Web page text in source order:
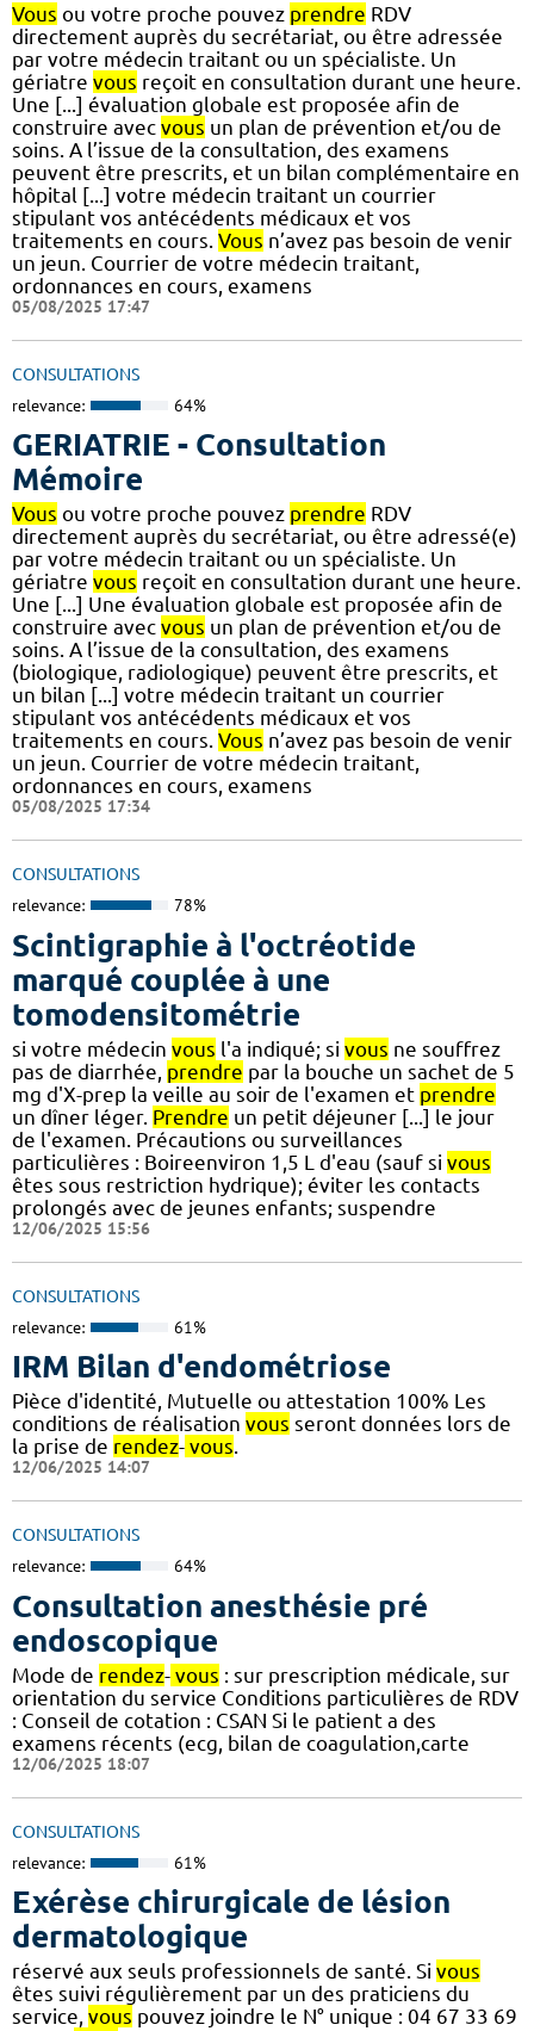
Vous ou votre proche pouvez prendre RDV
directement auprès du secrétariat, ou être adressée
par votre médecin traitant ou un spécialiste. Un
gériatre vous reçoit en consultation durant une heure.
Une [...] évaluation globale est proposée afin de
construire avec vous un plan de prévention et/ou de
soins. A l’issue de la consultation, des examens
peuvent être prescrits, et un bilan complémentaire en
hôpital [...] votre médecin traitant un courrier
stipulant vos antécédents médicaux et vos
traitements en cours. Vous n’avez pas besoin de venir
un jeun. Courrier de votre médecin traitant,
ordonnances en cours, examens
05/08/2025 17:47
CONSULTATIONS
relevance: 64%
GERIATRIE - Consultation
Mémoire
Vous ou votre proche pouvez prendre RDV
directement auprès du secrétariat, ou être adressé(e)
par votre médecin traitant ou un spécialiste. Un
gériatre vous reçoit en consultation durant une heure.
Une [...] Une évaluation globale est proposée afin de
construire avec vous un plan de prévention et/ou de
soins. A l’issue de la consultation, des examens
(biologique, radiologique) peuvent être prescrits, et
un bilan [...] votre médecin traitant un courrier
stipulant vos antécédents médicaux et vos
traitements en cours. Vous n’avez pas besoin de venir
un jeun. Courrier de votre médecin traitant,
ordonnances en cours, examens
05/08/2025 17:34
CONSULTATIONS
relevance: 78%
Scintigraphie à l'octréotide
marqué couplée à une
tomodensitométrie
si votre médecin vous l'a indiqué; si vous ne souffrez
pas de diarrhée, prendre par la bouche un sachet de 5
mg d'X-prep la veille au soir de l'examen et prendre
un dîner léger. Prendre un petit déjeuner [...] le jour
de l'examen. Précautions ou surveillances
particulières : Boireenviron 1,5 L d'eau (sauf si vous
êtes sous restriction hydrique); éviter les contacts
prolongés avec de jeunes enfants; suspendre
12/06/2025 15:56
CONSULTATIONS
relevance: 61%
IRM Bilan d'endométriose
Pièce d'identité, Mutuelle ou attestation 100% Les
conditions de réalisation vous seront données lors de
la prise de rendez- vous.
12/06/2025 14:07
CONSULTATIONS
relevance: 64%
Consultation anesthésie pré
endoscopique
Mode de rendez- vous : sur prescription médicale, sur
orientation du service Conditions particulières de RDV
: Conseil de cotation : CSAN Si le patient a des
examens récents (ecg, bilan de coagulation,carte
12/06/2025 18:07
CONSULTATIONS
relevance: 61%
Exérèse chirurgicale de lésion
dermatologique
réservé aux seuls professionnels de santé. Si vous
êtes suivi régulièrement par un des praticiens du
service, vous pouvez joindre le N° unique : 04 67 33 69